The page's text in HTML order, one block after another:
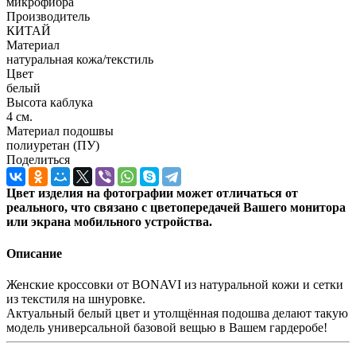
Производитель
КИТАЙ
Материал
натуральная кожа/текстиль
Цвет
белый
Высота каблука
4 см.
Материал подошвы
полиуретан (ПУ)
Поделиться
Цвет изделия на фотографии может отличаться от
реального, что связано с цветопередачей Вашего монитора
или экрана мобильного устройства.
Описание
Женские кроссовки от BONAVI из натуральной кожи и сетки
из текстиля на шнуровке.
Актуальный белый цвет и утолщённая подошва делают такую
модель универсальной базовой вещью в Вашем гардеробе!